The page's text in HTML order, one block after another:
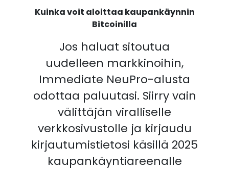
Kuinka voit aloittaa kaupankäynnin
Bitcoinilla
Jos haluat sitoutua
uudelleen markkinoihin,
Immediate NeuPro-alusta
odottaa paluutasi. Siirry vain
välittäjän viralliselle
verkkosivustolle ja kirjaudu
kirjautumistietosi käsillä 2025
kaupankäyntiareenalle